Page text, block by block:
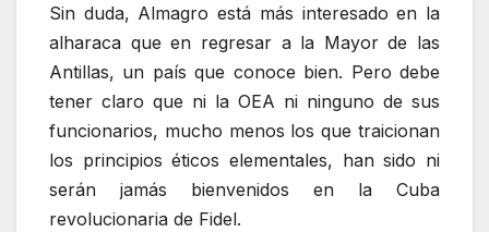
Sin duda, Almagro está más interesado en la
alharaca que en regresar a la Mayor de las
Antillas, un país que conoce bien. Pero debe
tener claro que ni la OEA ni ninguno de sus
funcionarios, mucho menos los que traicionan
los principios éticos elementales, han sido ni
serán jamás bienvenidos en la Cuba
revolucionaria de Fidel.